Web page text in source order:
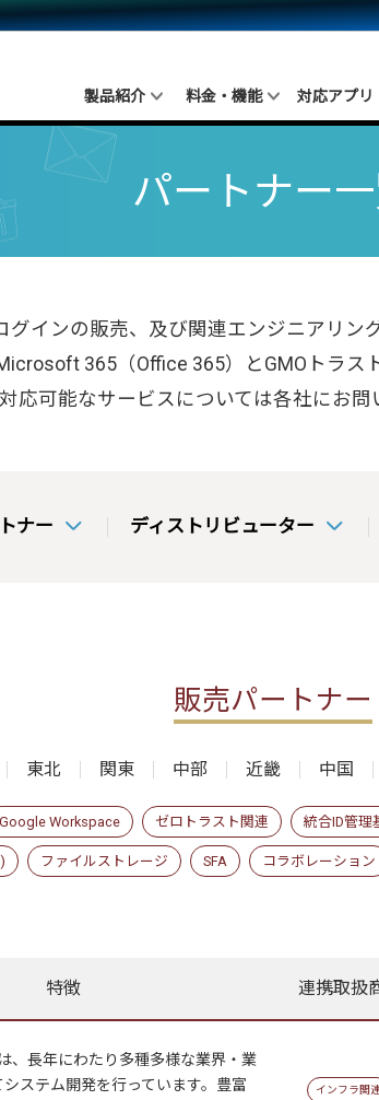
製品紹介 料金・機能 対応アプリ
パートナー
グインの販売、及び関連エンジニアリン
365（Office 365）とGMOトラス
対応可能なサービスについては各社にお問
ナー ディストリビューター
販売パートナー
東北 関東 中部 近畿 中国
Google Workspace ゼロトラスト関連 統合ID管理
ファイルストレージ SFA コラボレーション
特徴 連携取扱
、長年にわたり多種多様な業界・業
ステム開発を行っています。豊富
インフラ関